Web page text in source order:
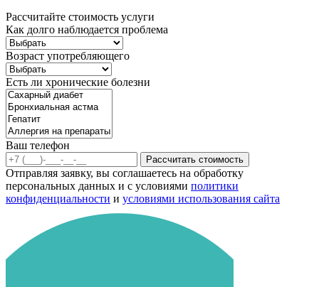
Рассчитайте стоимость услуги
Как долго наблюдается проблема
Возраст употребляющего
Есть ли хронические болезни
Ваш телефон
Рассчитать стоимость
Отправляя заявку, вы соглашаетесь на обработку
персональных данных и с условиями политики
конфиденциальности и условиями использования сайта